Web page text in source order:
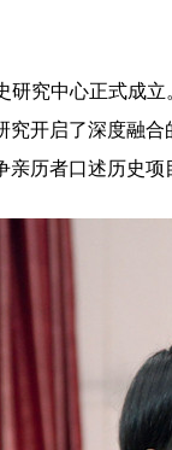
究中心正式成立
开启了深度融
亲历者口述历史